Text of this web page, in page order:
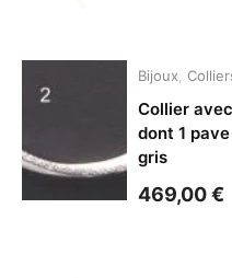
Bijoux
Collier
dont 1
gris
469,00€